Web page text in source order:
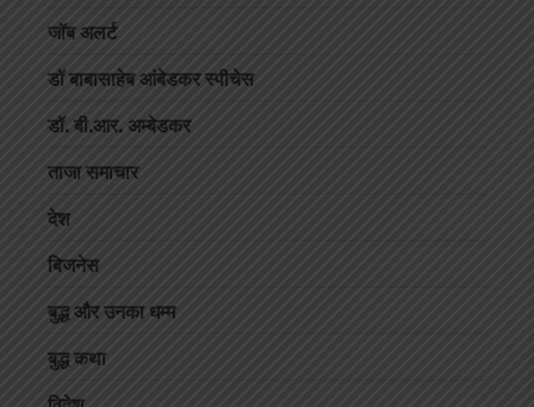
जॉब अलर्ट
डॉ बाबासाहेब आंबेडकर स्पीचेस
डॉ. बी.आर. अम्बेडकर
ताजा समाचार
देश
बिजनेस
बुद्ध और उनका धम्म
बुद्ध कथा